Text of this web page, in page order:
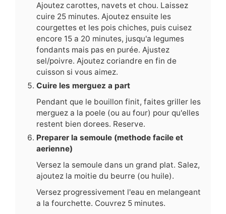
Ajoutez carottes, navets et chou. Laissez
cuire 25 minutes. Ajoutez ensuite les
courgettes et les pois chiches, puis cuisez
encore 15 a 20 minutes, jusqu'a legumes
fondants mais pas en purée. Ajustez
sel/poivre. Ajoutez coriandre en fin de
cuisson si vous aimez.
Cuire les merguez a part
Pendant que le bouillon finit, faites griller les
merguez a la poele (ou au four) pour qu'elles
restent bien dorees. Reserve.
Preparer la semoule (methode facile et
aerienne)
Versez la semoule dans un grand plat. Salez,
ajoutez la moitie du beurre (ou huile).
Versez progressivement l'eau en melangeant
a la fourchette. Couvrez 5 minutes.